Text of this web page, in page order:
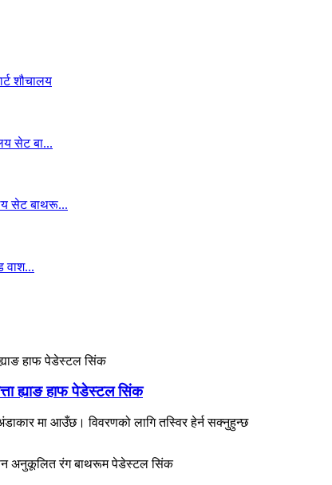
ह्याङ हाफ पेडेस्टल सिंक
मा आउँछ। विवरणको लागि तस्विर हेर्न सक्नुहुन्छ